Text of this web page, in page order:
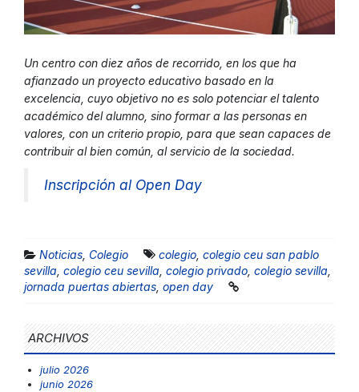
Un centro con diez años de recorrido, en los que ha
afianzado un proyecto educativo basado en la
excelencia, cuyo objetivo no es solo potenciar el talento
académico del alumno, sino formar a las personas en
valores, con un criterio propio, para que sean capaces de
contribuir al bien común, al servicio de la sociedad.
Inscripción al Open Day
Noticias Colegio colegio colegio ceu san pablo
sevilla colegio ceu sevilla colegio privado colegio sevilla
jornada puertas abiertas open day
ARCHIVOS
julio 2026
junio 2026